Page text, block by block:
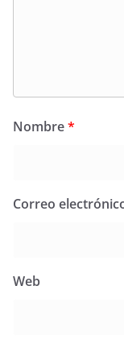
Nombre*
Correo
Web